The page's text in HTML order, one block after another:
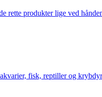
produkter lige ved
fisk, reptiller og